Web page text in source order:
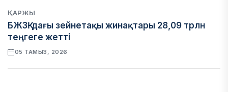
ҚАРЖЫ
БЖЗҚ-дағы зейнетақы жинақтары 28,09 трлн
теңгеге жетті
05 ТАМЫЗ, 2026